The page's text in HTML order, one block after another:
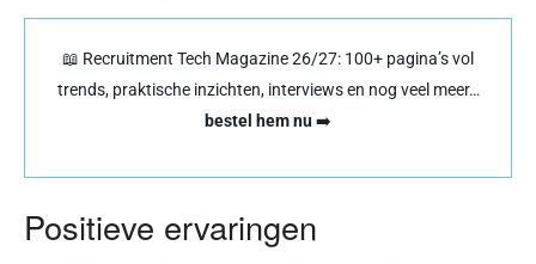
📖 Recruitment Tech Magazine 26/27: 100+ pagina’s vol
trends, praktische inzichten, interviews en nog veel meer…
bestel hem nu➡️
Positieve ervaringen